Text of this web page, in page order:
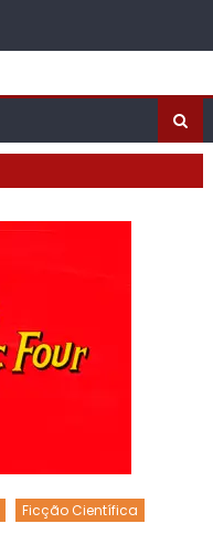
Ficção Científica